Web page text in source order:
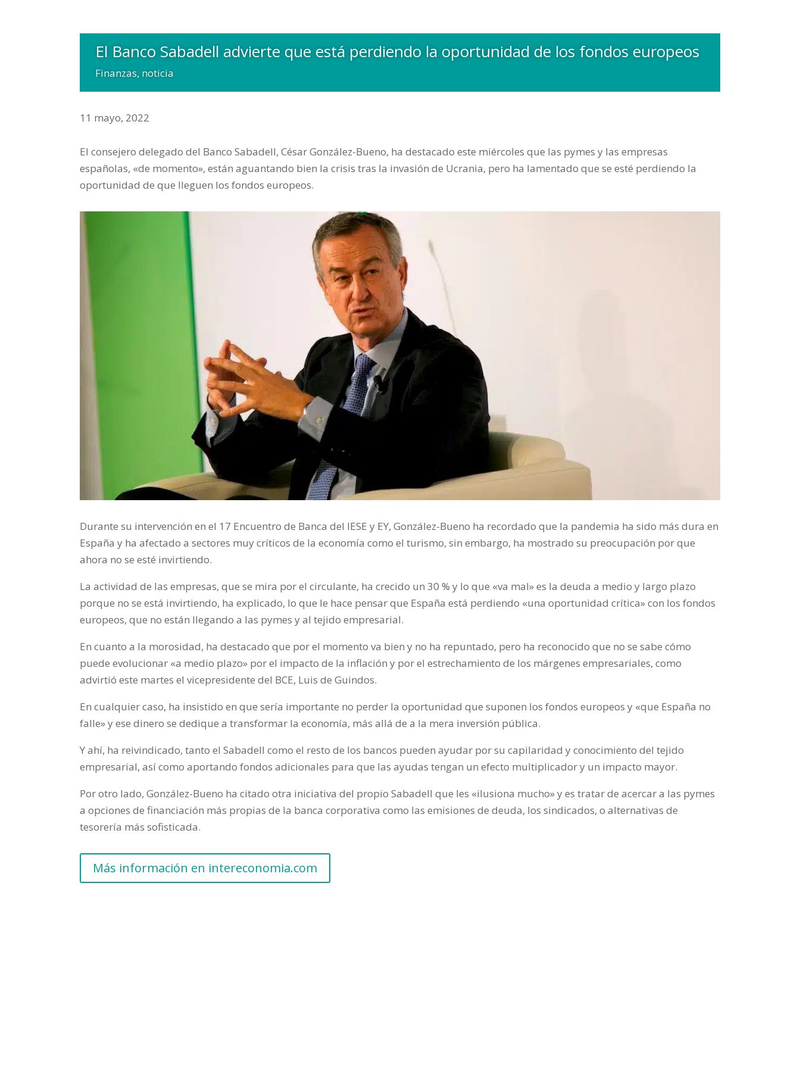
El Banco Sabadell advierte que está perdiendo la oportunidad de los fondos europeos
Finanzas, noticia
11 mayo, 2022
El consejero delegado del Banco Sabadell, César González-Bueno, ha destacado este miércoles que las pymes y las empresas
españolas, «de momento», están aguantando bien la crisis tras la invasión de Ucrania, pero ha lamentado que se esté perdiendo la
oportunidad de que lleguen los fondos europeos.
Durante su intervención en el 17 Encuentro de Banca del IESE y EY, González-Bueno ha recordado que la pandemia ha sido más dura en
España y ha afectado a sectores muy críticos de la economía como el turismo, sin embargo, ha mostrado su preocupación por que
ahora no se esté invirtiendo.
La actividad de las empresas, que se mira por el circulante, ha crecido un 30 % y lo que «va mal» es la deuda a medio y largo plazo
porque no se está invirtiendo, ha explicado, lo que le hace pensar que España está perdiendo «una oportunidad crítica» con los fondos
europeos, que no están llegando a las pymes y al tejido empresarial.
En cuanto a la morosidad, ha destacado que por el momento va bien y no ha repuntado, pero ha reconocido que no se sabe cómo
puede evolucionar «a medio plazo» por el impacto de la inflación y por el estrechamiento de los márgenes empresariales, como
advirtió este martes el vicepresidente del BCE, Luis de Guindos.
En cualquier caso, ha insistido en que sería importante no perder la oportunidad que suponen los fondos europeos y «que España no
falle» y ese dinero se dedique a transformar la economía, más allá de a la mera inversión pública.
Y ahí, ha reivindicado, tanto el Sabadell como el resto de los bancos pueden ayudar por su capilaridad y conocimiento del tejido
empresarial, así como aportando fondos adicionales para que las ayudas tengan un efecto multiplicador y un impacto mayor.
Por otro lado, González-Bueno ha citado otra iniciativa del propio Sabadell que les «ilusiona mucho» y es tratar de acercar a las pymes
a opciones de financiación más propias de la banca corporativa como las emisiones de deuda, los sindicados, o alternativas de
tesorería más sofisticada.
Más información en intereconomia.com